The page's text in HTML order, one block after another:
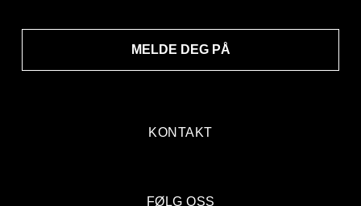
KONTAKT
MELDE DEG PÅ
FØLG OSS